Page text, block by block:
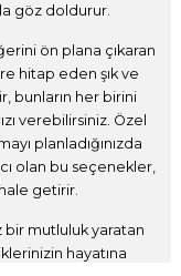
göz doldurur.
ön plana çıkaran
hitap eden şık ve
bunların her birini
verebilirsiniz. Özel
planladığınızda
olan bu seçenekler,
getirir.
bir mutluluk yaratan
hayatına